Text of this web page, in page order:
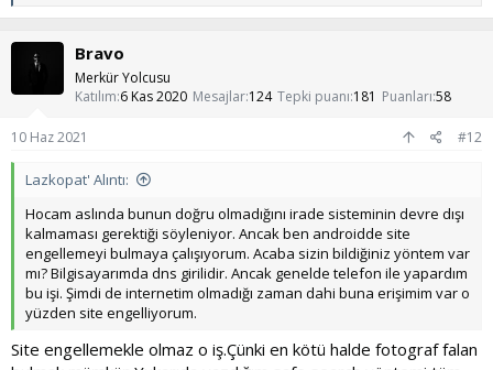
p
k
e
Bravo
Merkür Yolcusu
Katılım 6 Kas 2020 Mesajlar 124 Tepki puanı 181 Puanları 58
10 Haz 2021 #12
Lazkopat' Alıntı:
Hocam aslında bunun doğru olmadığını irade sisteminin devre dışı
kalmaması gerektiği söyleniyor. Ancak ben androidde site
engellemeyi bulmaya çalışıyorum. Acaba sizin bildiğiniz yöntem var
mı? Bilgisayarımda dns girilidir. Ancak genelde telefon ile yapardım
bu işi. Şimdi de internetim olmadığı zaman dahi buna erişimim var o
yüzden site engelliyorum.
Site engellemekle olmaz o iş.Çünki en kötü halde fotograf falan